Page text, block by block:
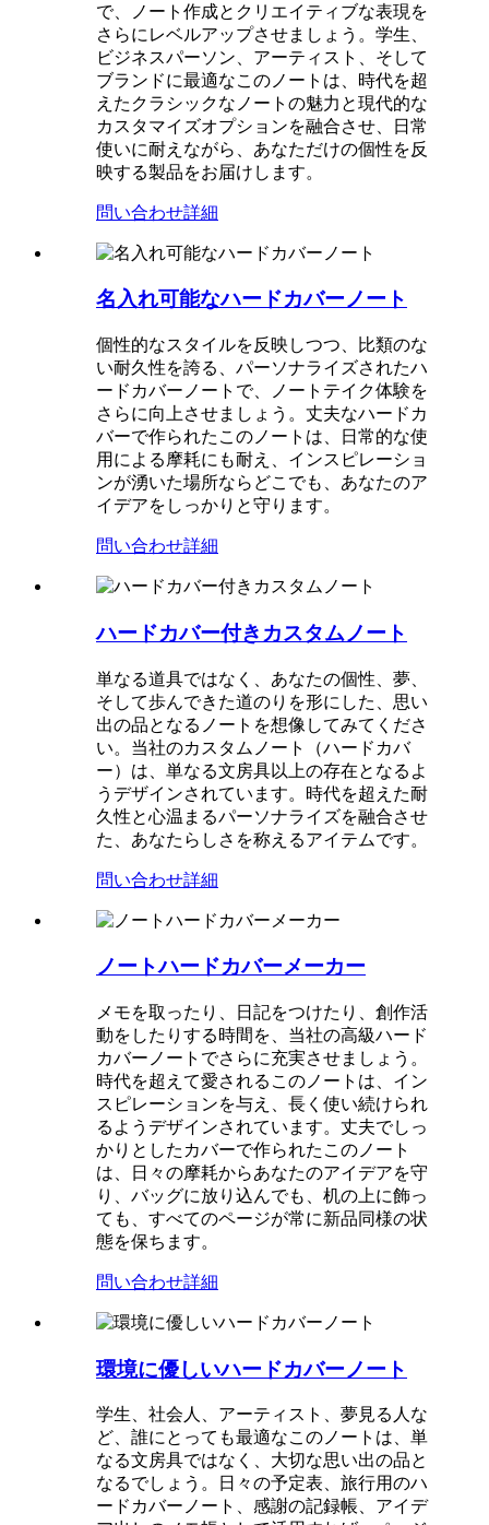
で、ノート作成とクリエイティブな表現を
さらにレベルアップさせましょう。学生、
ビジネスパーソン、アーティスト、そして
ブランドに最適なこのノートは、時代を超
えたクラシックなノートの魅力と現代的な
カスタマイズオプションを融合させ、日常
使いに耐えながら、あなただけの個性を反
映する製品をお届けします。
問い合わせ詳細
名入れ可能なハードカバーノート
個性的なスタイルを反映しつつ、比類のな
い耐久性を誇る、パーソナライズされたハ
ードカバーノートで、ノートテイク体験を
さらに向上させましょう。丈夫なハードカ
バーで作られたこのノートは、日常的な使
用による摩耗にも耐え、インスピレーショ
ンが湧いた場所ならどこでも、あなたのア
イデアをしっかりと守ります。
問い合わせ詳細
ハードカバー付きカスタムノート
単なる道具ではなく、あなたの個性、夢、
そして歩んできた道のりを形にした、思い
出の品となるノートを想像してみてくださ
い。当社のカスタムノート（ハードカバ
ー）は、単なる文房具以上の存在となるよ
うデザインされています。時代を超えた耐
久性と心温まるパーソナライズを融合させ
た、あなたらしさを称えるアイテムです。
問い合わせ詳細
ノートハードカバーメーカー
メモを取ったり、日記をつけたり、創作活
動をしたりする時間を、当社の高級ハード
カバーノートでさらに充実させましょう。
時代を超えて愛されるこのノートは、イン
スピレーションを与え、長く使い続けられ
るようデザインされています。丈夫でしっ
かりとしたカバーで作られたこのノート
は、日々の摩耗からあなたのアイデアを守
り、バッグに放り込んでも、机の上に飾っ
ても、すべてのページが常に新品同様の状
態を保ちます。
問い合わせ詳細
環境に優しいハードカバーノート
学生、社会人、アーティスト、夢見る人な
ど、誰にとっても最適なこのノートは、単
なる文房具ではなく、大切な思い出の品と
なるでしょう。日々の予定表、旅行用のハ
ードカバーノート、感謝の記録帳、アイデ